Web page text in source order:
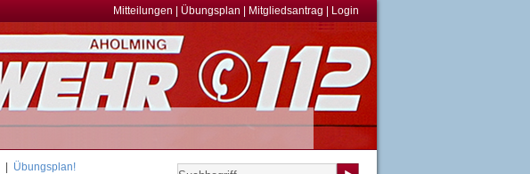
Mitteilungen Übungsplan Mitgliedsantrag Login
Übungsplan!